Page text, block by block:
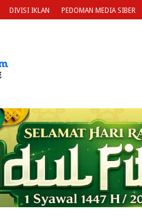
DIVISI IKLAN PEDOMAN MEDIA SIBER